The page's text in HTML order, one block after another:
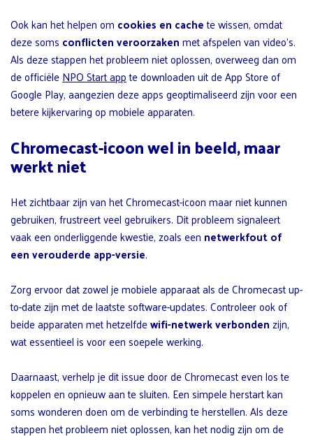
Ook kan het helpen om cookies en cachete wissen, omdat
deze soms conflicten veroorzakenmet afspelen van video’s.
Als deze stappen het probleem niet oplossen, overweeg dan om
de officiëleNPO Start appte downloaden uit de App Store of
Google Play, aangezien deze apps geoptimaliseerd zijn voor een
betere kijkervaring op mobiele apparaten.
Chromecast-icoon wel in beeld, maar
werkt niet
Het zichtbaar zijn van het Chromecast-icoon maar niet kunnen
gebruiken, frustreert veel gebruikers. Dit probleem signaleert
vaak een onderliggende kwestie, zoals een netwerkfout of
een verouderde app-versie.
Zorg ervoor dat zowel je mobiele apparaat als de Chromecast up-
to-date zijn met de laatste software-updates. Controleer ook of
beide apparaten met hetzelfdewifi-netwerk verbondenzijn,
wat essentieel is voor een soepele werking.
Daarnaast, verhelp je dit issue door de Chromecast even los te
koppelen en opnieuw aan te sluiten. Een simpele herstart kan
soms wonderen doen om de verbinding te herstellen. Als deze
stappen het probleem niet oplossen, kan het nodig zijn om de